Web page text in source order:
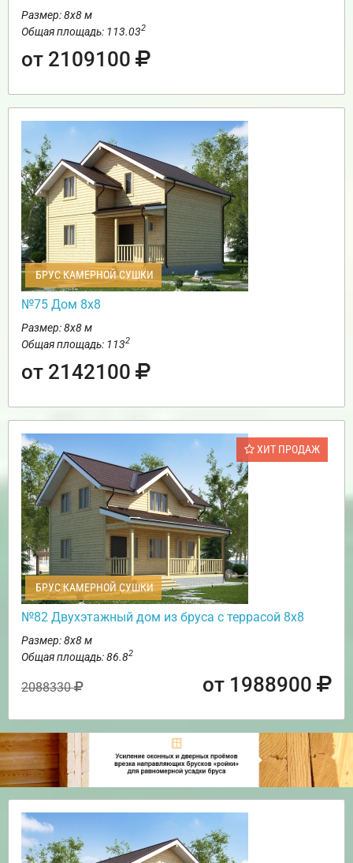
Размер: 8х8 м
Общая площадь: 113.032
от 2109100
БРУС КАМЕРНОЙ СУШКИ
№75 Дом 8х8
Размер: 8х8 м
Общая площадь: 1132
от 2142100
ХИТ ПРОДАЖ
БРУС КАМЕРНОЙ СУШКИ
№82 Двухэтажный дом из бруса с террасой 8х8
Размер: 8х8 м
Общая площадь: 86.82
2088330 от 1988900